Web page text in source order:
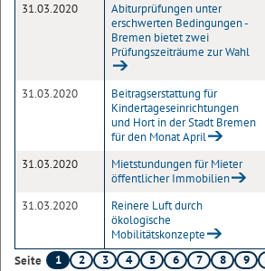
31.03.2020
Abiturprüfungen unter
erschwerten Bedingungen -
Bremen bietet zwei
Prüfungszeiträume zur Wahl
31.03.2020
Beitragserstattung für
Kindertageseinrichtungen
und Hort in der Stadt Bremen
für den Monat April
31.03.2020
Mietstundungen für Mieter
öffentlicher Immobilien
31.03.2020
Reinere Luft durch
ökologische
Mobilitätskonzepte
Seite 1 2 3 4 5 6 7 8 9